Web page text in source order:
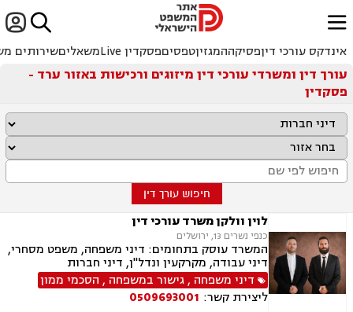

ﱐ
אינדקס עורכי דיןפסיקההמגזיןטפסיםפסקדין Live משאליםשירותים
עורך דין ומשרדי עורכי דין מיזוגים ורכישות באזור ערד -
פסקדין
חיפוש עורך דין
לוין וולקן משרד עורכי דין
כנפי נשרים 13, ירושלים
המשרד עוסק בתחומים: דיני משפחה, משפט מסחרי,
דיני עבודה, מקרקעין ונדל"ן, דיני חברות
דיני משפחה ,גישור במשפחה , הסכמי ממון
ליצירת קשר: 0509693001